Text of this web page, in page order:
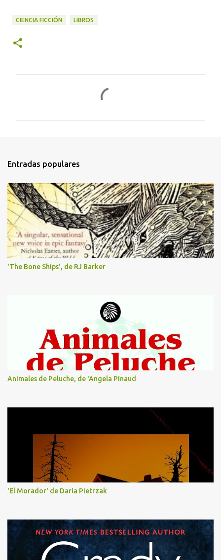
CIENCIA FICCIÓN LIBROS
t
r
i
o
s
Entradas populares
'The Bone Ships', de RJ Barker
Animales de Peluche, de 'Angela Pinaud
'El Morador' de Daria Pietrzak